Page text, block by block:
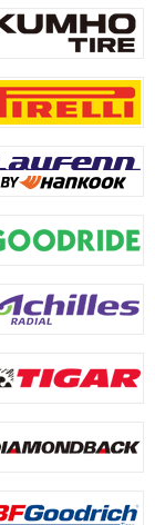
KUMHO
Pirelli
Laufenn
GoodRide
Achilles
TIGAR
DIAMONDBACK
BF GOODRICH